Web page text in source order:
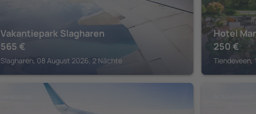
Vakantiepark Slagharen
565 €
Slagharen, 08 August 2026, 2 Nächte
Hotel
250 €
Tiendeveen,